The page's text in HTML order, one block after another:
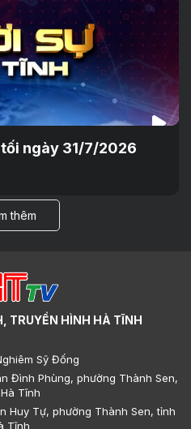
ngày 31/7/2026
thêm
TRUYỀN HÌNH HÀ TĨNH
Sỹ Đống
Đình Phùng, phường Thành Sen,
Tĩnh
Huy Tự, phường Thành Sen, tỉnh
Tĩnh